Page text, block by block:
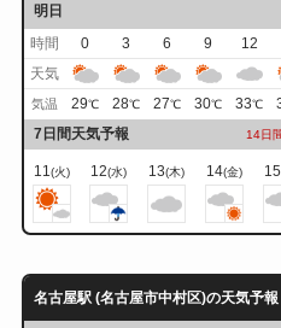
明日
時間
0 3 6 9 12
天気
気温 29℃ 28℃ 27℃ 30℃ 33℃
7日間天気予報 14日
11(火) 12(水) 13(木) 14(金) 15
名古屋駅 (名古屋市中村区)の天気予報